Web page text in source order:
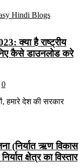
क्या है राष्ट्रीय
कैसे डाउनलोड करे
0
हमारे देश की सरकार
(निर्यात ऋण विकास
क्षेत्र का विस्तार